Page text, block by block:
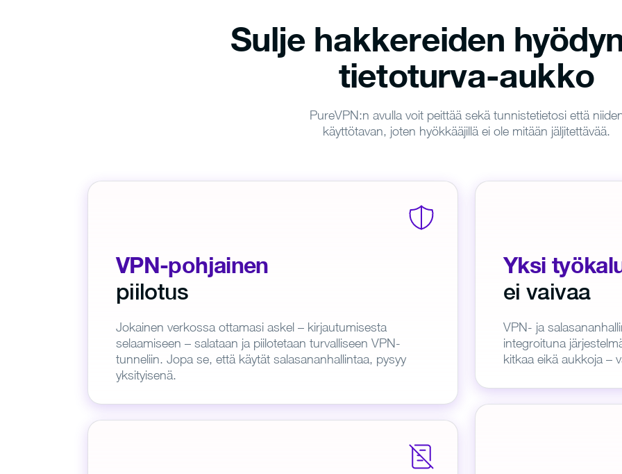
Sulje hakkereiden
tietoturva-aukko
PureVPN:n avulla voit peittää sekä tunnistetietosi että
käyttötavan, joten hyökkääjillä ei ole mitään jäljitettävää.
VPN-pohjainen
piilotus
Jokainen verkossa ottamasi askel – kirjautumisesta
selaamiseen – salataan ja piilotetaan turvalliseen VPN-
tunneliin. Jopa se, että käytät salasananhallintaa, pysyy
yksityisenä.
Yksi
ei vaivaa
VPN- ja
integroituna
kitkaa eikä aukkoja –